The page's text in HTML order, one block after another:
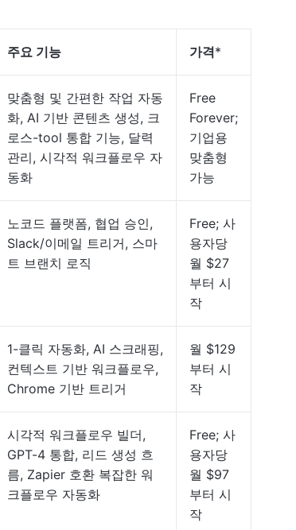
주요 기능 가격*
맞춤형 및 간편한 작업 자동
화, AI 기반 콘텐츠 생성, 크
로스-tool 통합 기능, 달력
관리, 시각적 워크플로우 자
동화
Free
Forever;
기업용
맞춤형
가능
노코드 플랫폼, 협업 승인,
Slack/이메일 트리거, 스마
트 브랜치 로직
Free; 사
용자당
월 $27
부터 시
작
1-클릭 자동화, AI 스크래핑,
컨텍스트 기반 워크플로우,
Chrome 기반 트리거
월 $129
부터 시
작
시각적 워크플로우 빌더,
GPT-4 통합, 리드 생성 흐
름, Zapier 호환 복잡한 워
크플로우 자동화
Free; 사
용자당
월 $97
부터 시
작